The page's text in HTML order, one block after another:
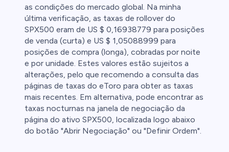
as condições do mercado global. Na minha
última verificação, as taxas de rollover do
SPX500 eram de US $ 0,16938779 para posições
de venda (curta) e US $ 1,05088999 para
posições de compra (longa), cobradas por noite
e por unidade. Estes valores estão sujeitos a
alterações, pelo que recomendo a consulta das
páginas de taxas do eToro para obter as taxas
mais recentes. Em alternativa, pode encontrar as
taxas nocturnas na janela de negociação da
página do ativo SPX500, localizada logo abaixo
do botão "Abrir Negociação" ou "Definir Ordem".